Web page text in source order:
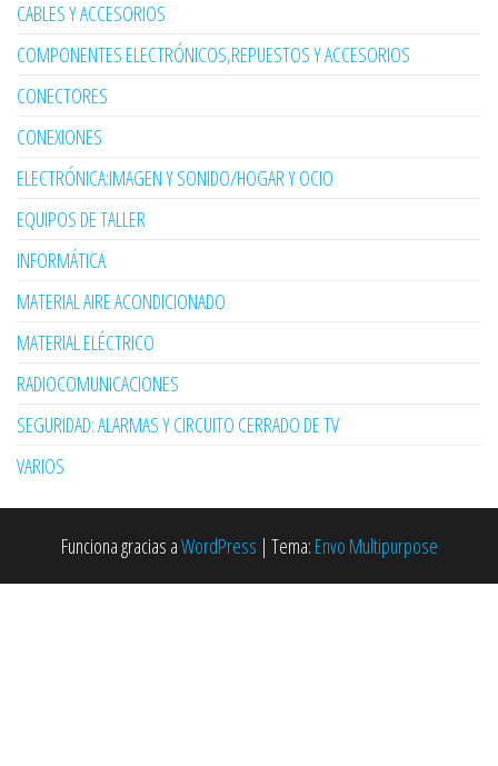
CABLES Y ACCESORIOS
COMPONENTES ELECTRÓNICOS,REPUESTOS Y ACCESORIOS
CONECTORES
CONEXIONES
ELECTRÓNICA:IMAGEN Y SONIDO/HOGAR Y OCIO
EQUIPOS DE TALLER
INFORMÁTICA
MATERIAL AIRE ACONDICIONADO
MATERIAL ELÉCTRICO
RADIOCOMUNICACIONES
SEGURIDAD: ALARMAS Y CIRCUITO CERRADO DE TV
VARIOS
Funciona gracias aWordPress | Tema: Envo Multipurpose